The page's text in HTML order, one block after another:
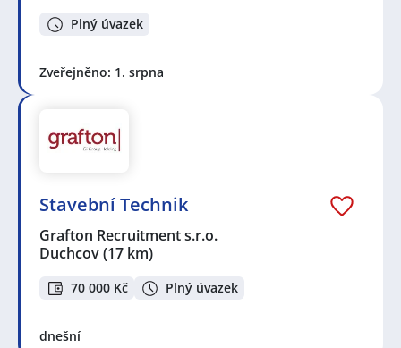
Plný úvazek
Zveřejněno: 1. srpna
Stavební Technik
Grafton Recruitment s.r.o.
Duchcov(17 km)
70 000 Kč Plný úvazek
dnešní